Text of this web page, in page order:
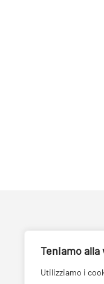
Teniamo
Utilizziamo i